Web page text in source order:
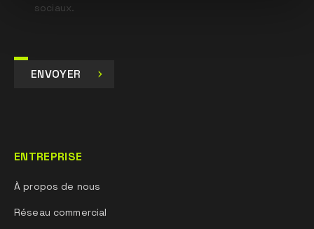
sociaux.
ENVOYER
ENTREPRISE
À propos de nous
Réseau commercial